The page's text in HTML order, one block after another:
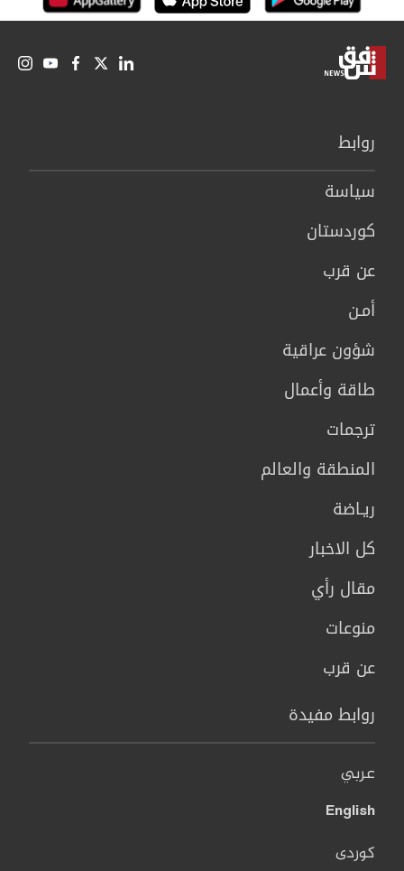
روابط
سیاسة
كوردستان
عن قرب
أمـن
شؤون عراقية
طاقة وأعمال
ترجمات
المنطقة والعالم
ريـاضة
كل الاخبار
مقال رأي
منوعات
عن قرب
روابط مفيدة
عربي
English
کوردی